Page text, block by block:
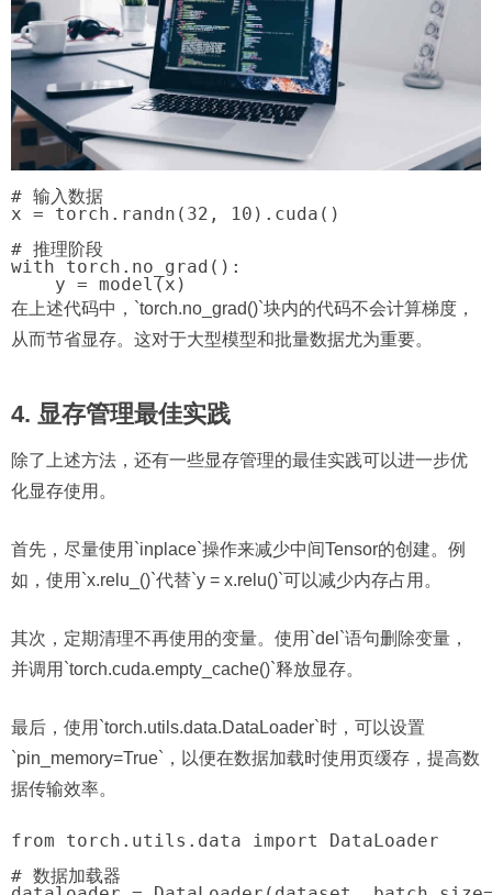
# 输入数据
x = torch.randn(32, 10).cuda()
# 推理阶段
with torch.no_grad():
在上述代码中，`torch.no_grad()`块内的代码不会计算梯度，
从而节省显存。这对于大型模型和批量数据尤为重要。
4. 显存管理最佳实践
除了上述方法，还有一些显存管理的最佳实践可以进一步优
化显存使用。
首先，尽量使用`inplace`操作来减少中间Tensor的创建。例
如，使用`x.relu_()`代替`y = x.relu()`可以减少内存占用。
其次，定期清理不再使用的变量。使用`del`语句删除变量，
并调用`torch.cuda.empty_cache()`释放显存。
最后，使用`torch.utils.data.DataLoader`时，可以设置
`pin_memory=True`，以便在数据加载时使用页缓存，提高数
据传输效率。
from torch.utils.data import DataLoader
# 数据加载器